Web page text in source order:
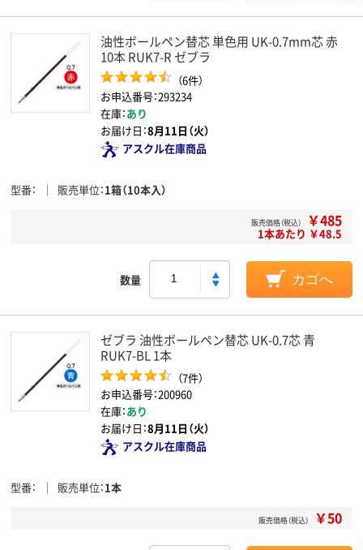
油性ボールペン替芯 単色用 UK-0.7mm芯 赤
10本 RUK7-R ゼブラ
（6件）
お申込番号：293234
在庫：あり
お届け日：8月11日（火）
アスクル在庫商品
型番 販売単位 1箱（10本入）
販売価格（税込） ￥485
1本あたり ￥48.5
数量 カゴへ
ゼブラ 油性ボールペン替芯 UK-0.7芯 青
RUK7-BL 1本
（7件）
お申込番号：200960
在庫：あり
お届け日：8月11日（火）
アスクル在庫商品
型番 販売単位 1本
販売価格（税込） ￥50